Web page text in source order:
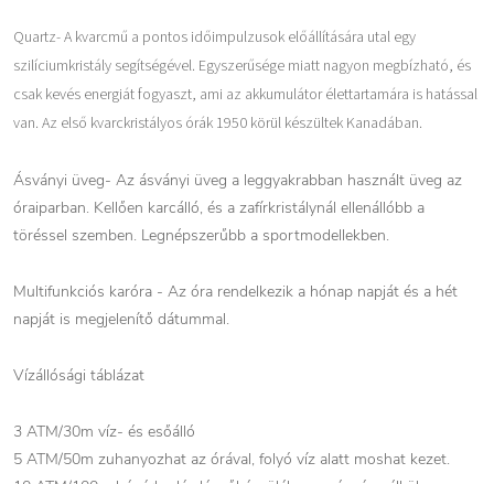
Quartz- A kvarcmű a pontos időimpulzusok előállítására utal egy
szilíciumkristály segítségével. Egyszerűsége miatt nagyon megbízható, és
csak kevés energiát fogyaszt, ami az akkumulátor élettartamára is hatással
van. Az első kvarckristályos órák 1950 körül készültek Kanadában.
Ásványi üveg- Az ásványi üveg a leggyakrabban használt üveg az
óraiparban. Kellően karcálló, és a zafírkristálynál ellenállóbb a
töréssel szemben. Legnépszerűbb a sportmodellekben.
Multifunkciós karóra - Az óra rendelkezik a hónap napját és a hét
napját is megjelenítő dátummal.
Vízállósági táblázat
3 ATM/30m víz- és esőálló
5 ATM/50m zuhanyozhat az órával, folyó víz alatt moshat kezet.